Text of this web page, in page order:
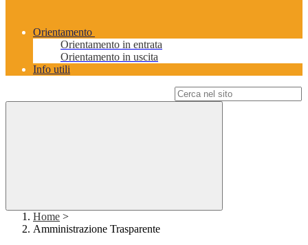
Orientamento
Orientamento in entrata
Orientamento in uscita
Info utili
Home >
Amministrazione Trasparente